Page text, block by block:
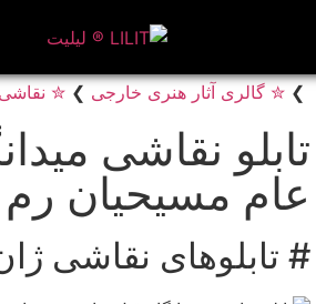
❯ ✮ گالری آثار هنری خارجی ❯
✮
تابلو نقاشی
عام مسیحیان رم
# تابلوهای نقاشی